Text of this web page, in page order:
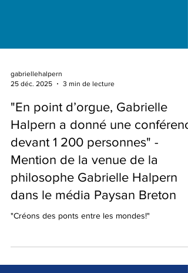
gabriellehalpern
25 déc. 2025
3 min de lecture
"En point d’orgue, Gabrielle
Halpern a donné une
devant 1 200 personnes" -
philosophe Gabrielle Halpern
"Créons des ponts entre les mondes!"